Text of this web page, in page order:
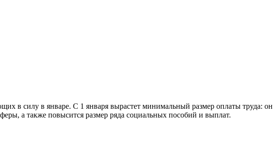
в силу в январе. С 1 января вырастет минимальный размер оплаты труда: он
а также повысится размер ряда социальных пособий и выплат.